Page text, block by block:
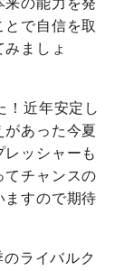
来の能力を発
で自信を取
ましょ
！近年安定し
があった今夏
ッシャーも
てチャンスの
ますので期待
ライバルク